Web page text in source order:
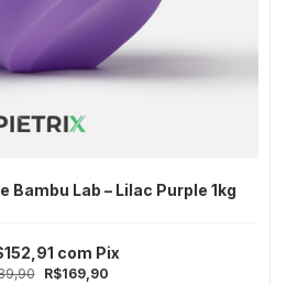
Bambu Lab – Lilac Purple 1kg
R$169,90
com Pix